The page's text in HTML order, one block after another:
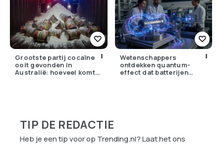
Grootste partij cocaïne
ooit gevonden in
Australië: hoeveel komt
Wetenschappers
ontdekken quantum-
effect dat batterijen
TIP DE REDACTIE
Heb je een tip voor op Trending.nl? Laat het ons